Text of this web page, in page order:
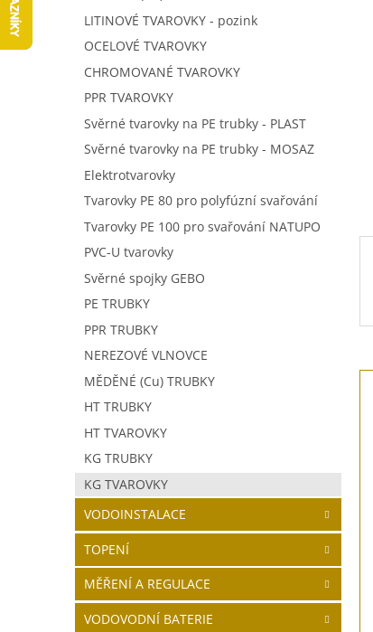
LITINOVÉ TVAROVKY - pozink
OCELOVÉ TVAROVKY
CHROMOVANÉ TVAROVKY
PPR TVAROVKY
Svěrné tvarovky na PE trubky - PLAST
Svěrné tvarovky na PE trubky - MOSAZ
Elektrotvarovky
Tvarovky PE 80 pro polyfúzní svařování
Tvarovky PE 100 pro svařování NATUPO
PVC-U tvarovky
Svěrné spojky GEBO
PE TRUBKY
PPR TRUBKY
NEREZOVÉ VLNOVCE
MĚDĚNÉ (Cu) TRUBKY
HT TRUBKY
HT TVAROVKY
KG TRUBKY
KG TVAROVKY
VODOINSTALACE
TOPENÍ
MĚŘENÍ A REGULACE
VODOVODNÍ BATERIE